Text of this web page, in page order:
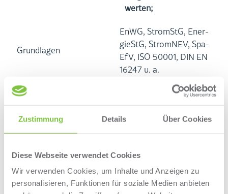
Zustimmung Details Über Cookies
Diese Webseite verwendet Cookies
Wir verwenden Cookies, um Inhalte und Anzeigen zu
personalisieren, Funktionen für soziale Medien anbieten
wer­ten;
Grund­la­gen
EnWG, StromStG, En­er­
gieStG, Strom­NEV, Spa­
EfV, ISO 50001, DIN EN
16247 u. a.
4.1 En­er­gie­kos­ten als
in­ter­nes / ex­ter­nes
Thema
4.2 EVU, BAFA,
ter­es­sier­te Par­tei­en
4.3 Zähl­wer­ke und
Markt­lo­ka­ti­ons­num­